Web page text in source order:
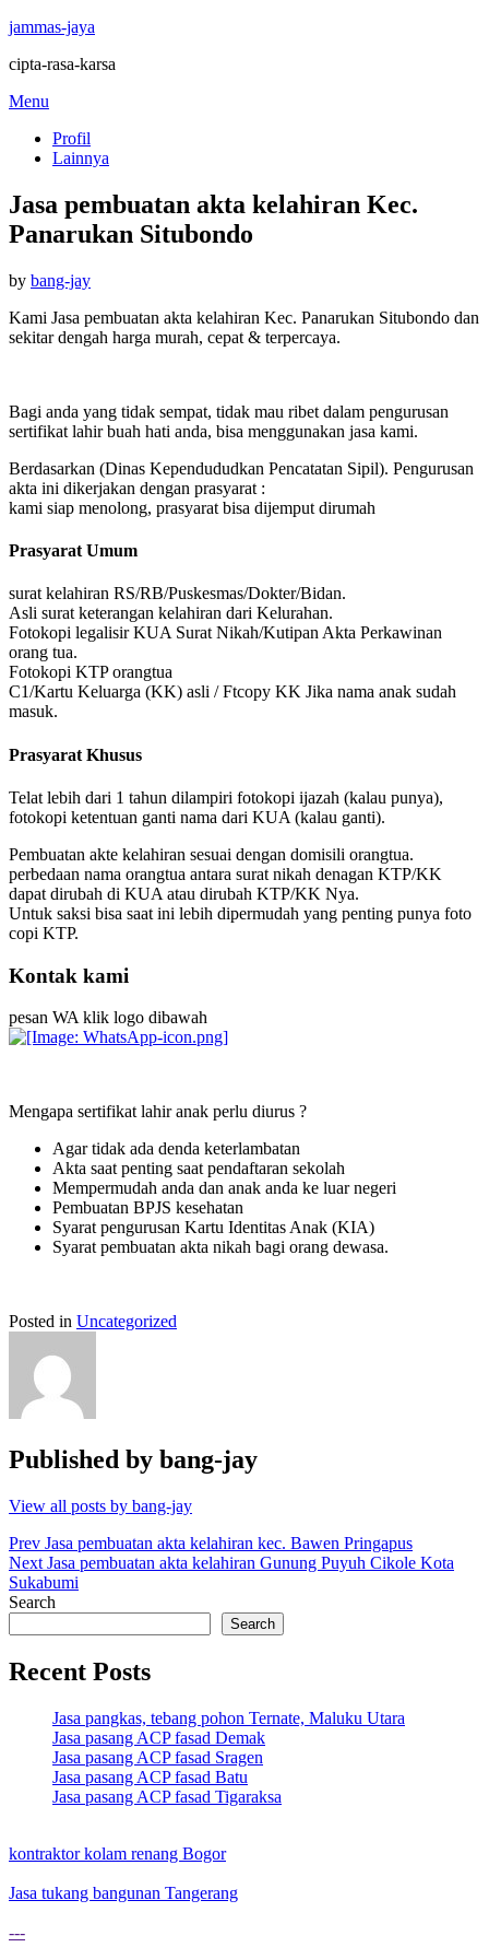
jammas-jaya
cipta-rasa-karsa
Skip
content
Menu
Profil
Lainnya
Jasa pembuatan akta kelahiran Kec.
Panarukan Situbondo
by bang-jayPosted
Kami Jasa pembuatan akta kelahiran Kec. Panarukan Situbondo dan
sekitar dengah harga murah, cepat & terpercaya.
Bagi anda yang tidak sempat, tidak mau ribet dalam pengurusan
sertifikat lahir buah hati anda, bisa menggunakan jasa kami.
Berdasarkan (Dinas Kependududkan Pencatatan Sipil). Pengurusan
akta ini dikerjakan dengan prasyarat :
kami siap menolong, prasyarat bisa dijemput dirumah
Prasyarat Umum
surat kelahiran RS/RB/Puskesmas/Dokter/Bidan.
Asli surat keterangan kelahiran dari Kelurahan.
Fotokopi legalisir KUA Surat Nikah/Kutipan Akta Perkawinan
orang tua.
Fotokopi KTP orangtua
C1/Kartu Keluarga (KK) asli / Ftcopy KK Jika nama anak sudah
masuk.
Prasyarat Khusus
Telat lebih dari 1 tahun dilampiri fotokopi ijazah (kalau punya),
fotokopi ketentuan ganti nama dari KUA (kalau ganti).
Pembuatan akte kelahiran sesuai dengan domisili orangtua.
perbedaan nama orangtua antara surat nikah denagan KTP/KK
dapat dirubah di KUA atau dirubah KTP/KK Nya.
Untuk saksi bisa saat ini lebih dipermudah yang penting punya foto
copi KTP.
Kontak kami
pesan WA klik logo dibawah
Mengapa sertifikat lahir anak perlu diurus ?
Agar tidak ada denda keterlambatan
Akta saat penting saat pendaftaran sekolah
Mempermudah anda dan anak anda ke luar negeri
Pembuatan BPJS kesehatan
Syarat pengurusan Kartu Identitas Anak (KIA)
Syarat pembuatan akta nikah bagi orang dewasa.
Posted in Uncategorized
Published by bang-jay
View all posts by bang-jay
Post
navigation
Prev Jasa pembuatan akta kelahiran kec. Bawen Pringapus
Next Jasa pembuatan akta kelahiran Gunung Puyuh Cikole Kota
Sukabumi
Search
Search
Recent Posts
Jasa pangkas, tebang pohon Ternate, Maluku Utara
Jasa pasang ACP fasad Demak
Jasa pasang ACP fasad Sragen
Jasa pasang ACP fasad Batu
Jasa pasang ACP fasad Tigaraksa
kontraktor kolam renang Bogor
Jasa tukang bangunan Tangerang
---